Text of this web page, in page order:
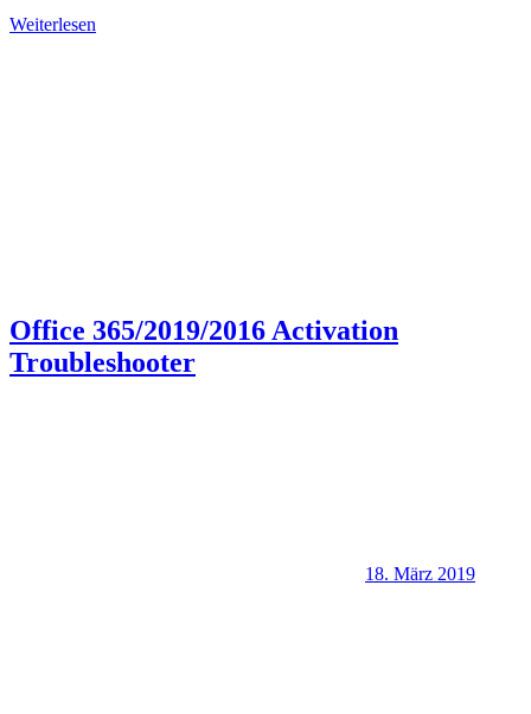
Weiterlesen
Office 365/2019/2016 Activation
Troubleshooter
18. März 2019